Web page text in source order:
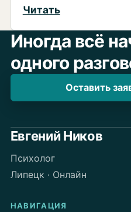
Читать:
перестать
быть
нужной
—
стать
живой
Иногда всё
одного
Оставить
Евгений Ников
Психолог
Липецк · Онлайн
НАВИГАЦИЯ